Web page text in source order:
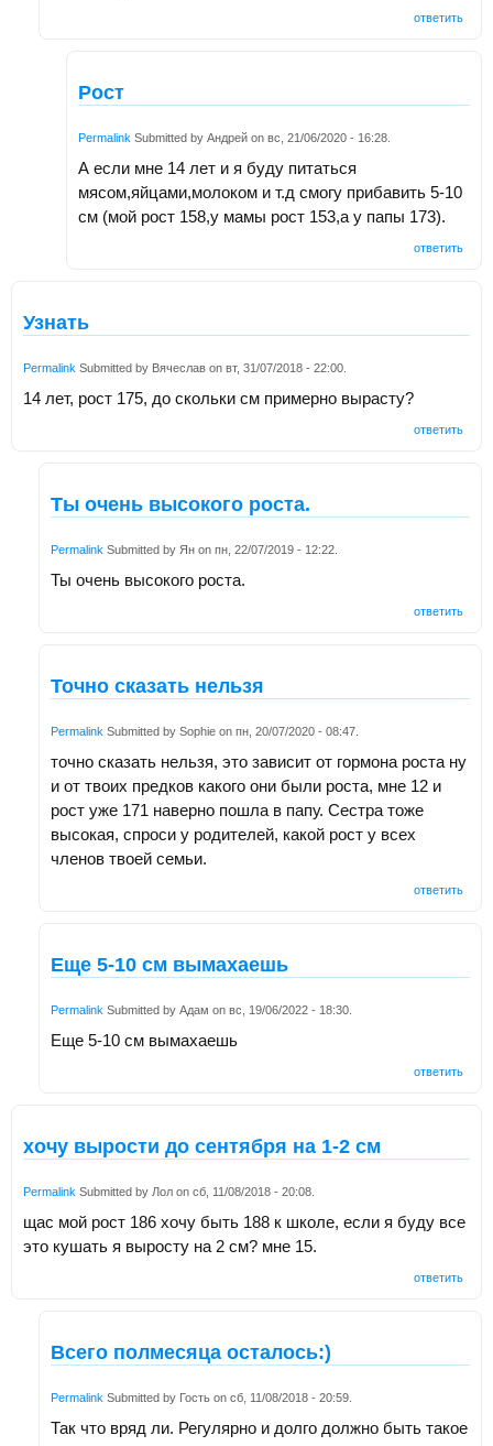
ответить
Рост
Permalink Submitted by Андрей on вс, 21/06/2020 - 16:28
А если мне 14 лет и я буду питаться
мясом,яйцами,молоком и т.д смогу прибавить 5-10
см (мой рост 158,у мамы рост 153,а у папы 173).
ответить
Узнать
Permalink Submitted by Вячеслав on вт, 31/07/2018 - 22:00
14 лет, рост 175, до скольки см примерно вырасту?
ответить
Ты очень высокого роста.
Permalink Submitted by Ян on пн, 22/07/2019 - 12:22
Ты очень высокого роста.
ответить
Точно сказать нельзя
Permalink Submitted by Sophie on пн, 20/07/2020 - 08:47
точно сказать нельзя, это зависит от гормона роста ну
и от твоих предков какого они были роста, мне 12 и
рост уже 171 наверно пошла в папу. Сестра тоже
высокая, спроси у родителей, какой рост у всех
членов твоей семьи.
ответить
Еще 5-10 см вымахаешь
Permalink Submitted by Адам on вс, 19/06/2022 - 18:30
Еще 5-10 см вымахаешь
ответить
хочу вырости до сентября на 1-2 см
Permalink Submitted by Лол on сб, 11/08/2018 - 20:08
щас мой рост 186 хочу быть 188 к школе, если я буду все
это кушать я выросту на 2 см? мне 15.
ответить
Всего полмесяца осталось:)
Permalink Submitted by Гость on сб, 11/08/2018 - 20:59
Так что вряд ли. Регулярно и долго должно быть такое